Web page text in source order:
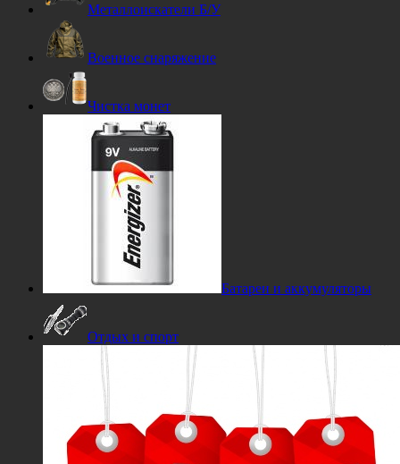
Металлоискатели Б/У
Военное снаряжение
Чистка монет
Батареи и аккумуляторы
Отдых и спорт